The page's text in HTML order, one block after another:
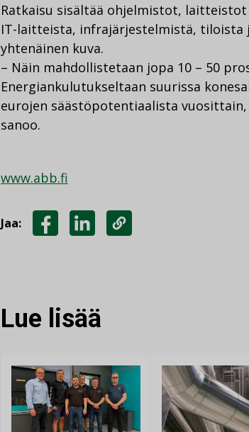
Ratkaisu sisältää ohjelmistot,
IT-laitteista, infrajärjestelmistä, tiloista
yhtenäinen kuva.
– Näin mahdollistetaan jopa 10 – 50
Energiankulutukseltaan suurissa
eurojen säästöpotentiaalista
sanoo.
www.abb.fi
Jaa:
Lue lisää